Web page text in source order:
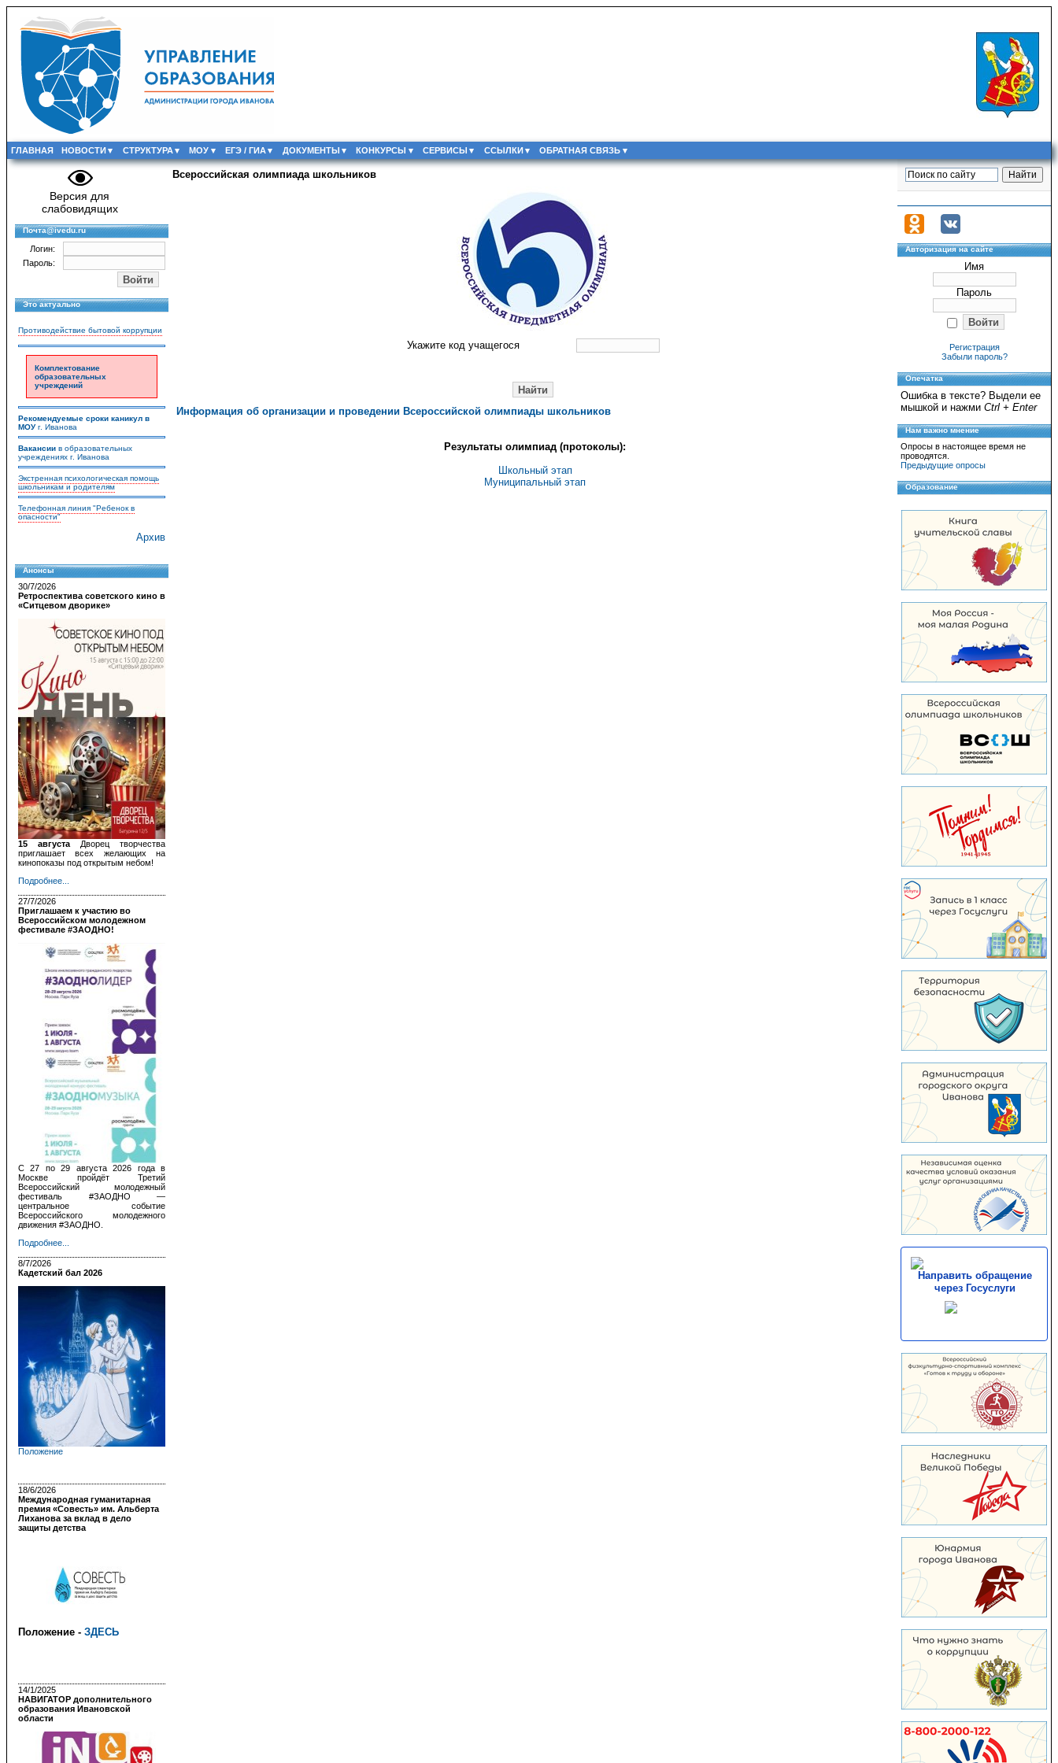
ГЛАВНАЯ НОВОСТИ СТРУКТУРА МОУ ЕГЭ / ГИА ДОКУМЕНТЫ КОНКУРСЫ СЕРВИСЫ ССЫЛКИ ОБРАТНАЯ СВЯЗЬ
Версия для
слабовидящих
Почта@ivedu.ru
Логин:
Пароль:
Это актуально
Противодействие бытовой коррупции
Комплектование
образовательных
учреждений
Рекомендуемые сроки каникул в
МОУг. Иванова
Вакансии в образовательных
учреждениях г. Иванова
Экстренная психологическая помощь
школьникам и родителям
Телефонная линия "Ребенок в
опасности"
Архив
Анонсы
30/7/2026
Ретроспектива советского кино в
«Ситцевом дворике»
15 августа
Дворец творчества
приглашает всех желающих на
кинопоказы под открытым небом!
Подробнее...
27/7/2026
Приглашаем к участию во
Всероссийском молодежном
фестивале #ЗАОДНО!
С 27 по 29 августа 2026 года в
Москве пройдёт Третий
Всероссийский молодежный
фестиваль #ЗАОДНО —
центральное событие
Всероссийского молодежного
движения #ЗАОДНО.
Подробнее...
8/7/2026
Кадетский бал 2026
Положение
18/6/2026
Международная гуманитарная
премия «Совесть» им. Альберта
Лиханова за вклад в дело
защиты детства
Положение - ЗДЕСЬ
14/1/2025
НАВИГАТОР дополнительного
образования Ивановской
области
Всероссийская олимпиада школьников
Укажите код учащегося
Информация об организации и проведении Всероссийской олимпиады школьников
Результаты олимпиад (протоколы):
Школьный этап
Муниципальный этап
Авторизация на сайте
Имя
Пароль
Регистрация
Забыли пароль?
Опечатка
Ошибка в тексте? Выдели ее
мышкой и нажми Ctrl + Enter
Нам важно мнение
Опросы в настоящее время не
проводятся.
Предыдущие опросы
Образование
Направить обращение
через Госуслуги